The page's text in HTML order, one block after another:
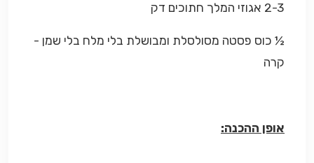
2-3 אגוזי המלך חתוכים דק
½ כוס פסטה מסולסלת ומבושלת בלי מלח בלי שמן -
קרה
אופן ההכנה: